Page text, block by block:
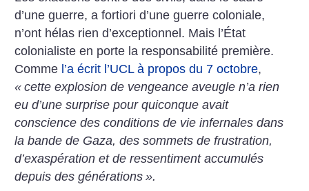
d’une guerre, a fortiori d’une guerre coloniale,
n’ont hélas rien d’exceptionnel. Mais l’État
colonialiste en porte la responsabilité première.
Comme l’a écrit l’UCL à propos du 7 octobre,
« cette explosion de vengeance aveugle n’a rien
eu d’une surprise pour quiconque avait
conscience des conditions de vie infernales dans
la bande de Gaza, des sommets de frustration,
d’exaspération et de ressentiment accumulés
depuis des générations ».